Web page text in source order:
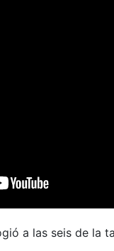
a las seis de la